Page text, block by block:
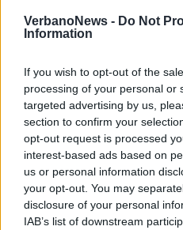
VerbanoNews - Do Not
Information
If you wish to opt-out of the
processing of your personal or
targeted advertising by us,
section to confirm your
opt-out request is processed
interest-based ads based on
us or personal information
your opt-out. You may
disclosure of your personal
IAB’s list of downstream